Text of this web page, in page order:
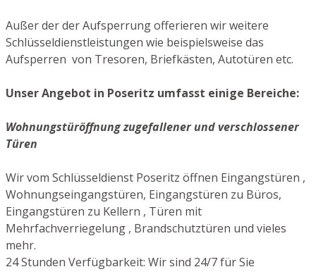
Außer der der Aufsperrung offerieren wir weitere
Schlüsseldienstleistungen wie beispielsweise das
Aufsperren von Tresoren, Briefkästen, Autotüren etc.
Unser Angebot in Poseritz umfasst einige Bereiche:
Wohnungstüröffnung zugefallener und verschlossener
Türen
Wir vom Schlüsseldienst Poseritz öffnen Eingangstüren ,
Wohnungseingangstüren, Eingangstüren zu Büros,
Eingangstüren zu Kellern , Türen mit
Mehrfachverriegelung , Brandschutztüren und vieles
mehr.
24 Stunden Verfügbarkeit: Wir sind 24/7 für Sie